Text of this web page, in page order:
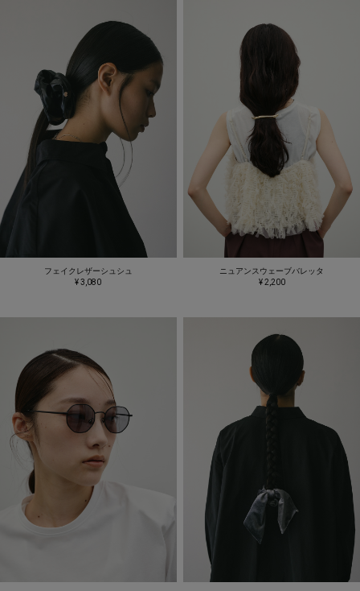
フェイクレザーシュシュ
¥ 3,080
ニュアンスウェーブバレッタ
¥ 2,200